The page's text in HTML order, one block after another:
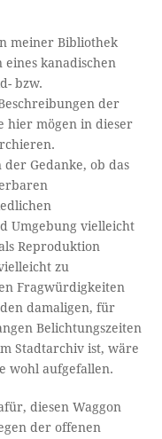
meiner Bibliothek
kanadischen
bzw.
der
hier mögen in dieser
Gedanke, ob das
Umgebung vielleicht
Reproduktion
zu
Fragwürdigkeiten
damaligen, für
Belichtungszeiten
Stadtarchiv ist, wäre
wohl aufgefallen.
diesen Waggon
der offenen